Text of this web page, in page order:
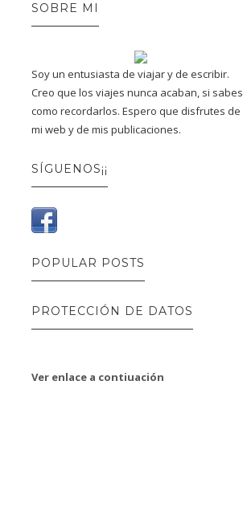
SOBRE MI
Soy un entusiasta de viajar y de escribir.
Creo que los viajes nunca acaban, si sabes
como recordarlos. Espero que disfrutes de
mi web y de mis publicaciones.
SÍGUENOS¡¡
POPULAR POSTS
PROTECCIÓN DE DATOS
Ver enlace a contiuación